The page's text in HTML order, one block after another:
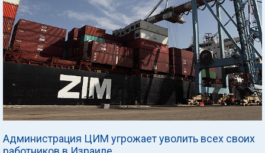
Администрация ЦИМ угрожает уволить всех своих